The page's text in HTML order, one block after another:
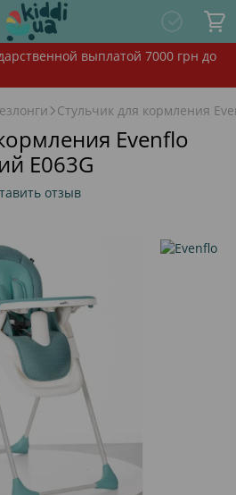
выплатой 7000 грн до
Стульчик для кормления
Evenflo
E063G
отзыв